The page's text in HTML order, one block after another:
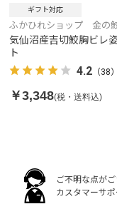
ギフト対応
ふかひれショップ 金の
気仙沼産吉切鮫胸ビレ
ト
4.2 （38）
￥3,348(税・送料込)
ご不明な点が
カスタマーサ